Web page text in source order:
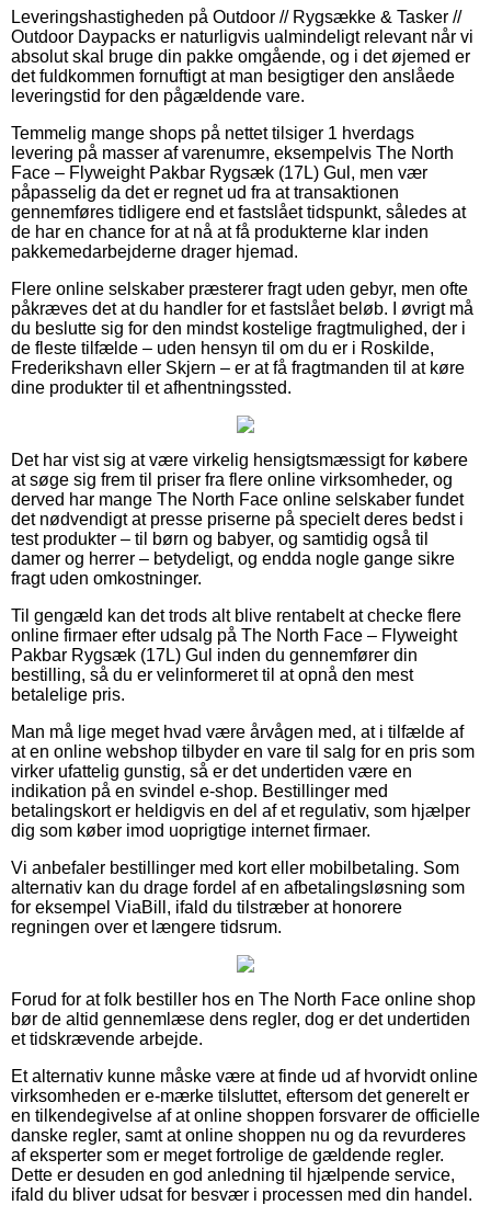
Leveringshastigheden på Outdoor // Rygsække & Tasker //
Outdoor Daypacks er naturligvis ualmindeligt relevant når vi
absolut skal bruge din pakke omgående, og i det øjemed er
det fuldkommen fornuftigt at man besigtiger den anslåede
leveringstid for den pågældende vare.
Temmelig mange shops på nettet tilsiger 1 hverdags
levering på masser af varenumre, eksempelvis The North
Face – Flyweight Pakbar Rygsæk (17L) Gul, men vær
påpasselig da det er regnet ud fra at transaktionen
gennemføres tidligere end et fastslået tidspunkt, således at
de har en chance for at nå at få produkterne klar inden
pakkemedarbejderne drager hjemad.
Flere online selskaber præsterer fragt uden gebyr, men ofte
påkræves det at du handler for et fastslået beløb. I øvrigt må
du beslutte sig for den mindst kostelige fragtmulighed, der i
de fleste tilfælde – uden hensyn til om du er i Roskilde,
Frederikshavn eller Skjern – er at få fragtmanden til at køre
dine produkter til et afhentningssted.
Det har vist sig at være virkelig hensigtsmæssigt for købere
at søge sig frem til priser fra flere online virksomheder, og
derved har mange The North Face online selskaber fundet
det nødvendigt at presse priserne på specielt deres bedst i
test produkter – til børn og babyer, og samtidig også til
damer og herrer – betydeligt, og endda nogle gange sikre
fragt uden omkostninger.
Til gengæld kan det trods alt blive rentabelt at checke flere
online firmaer efter udsalg på The North Face – Flyweight
Pakbar Rygsæk (17L) Gul inden du gennemfører din
bestilling, så du er velinformeret til at opnå den mest
betalelige pris.
Man må lige meget hvad være årvågen med, at i tilfælde af
at en online webshop tilbyder en vare til salg for en pris som
virker ufattelig gunstig, så er det undertiden være en
indikation på en svindel e-shop. Bestillinger med
betalingskort er heldigvis en del af et regulativ, som hjælper
dig som køber imod uoprigtige internet firmaer.
Vi anbefaler bestillinger med kort eller mobilbetaling. Som
alternativ kan du drage fordel af en afbetalingsløsning som
for eksempel ViaBill, ifald du tilstræber at honorere
regningen over et længere tidsrum.
Forud for at folk bestiller hos en The North Face online shop
bør de altid gennemlæse dens regler, dog er det undertiden
et tidskrævende arbejde.
Et alternativ kunne måske være at finde ud af hvorvidt online
virksomheden er e-mærke tilsluttet, eftersom det generelt er
en tilkendegivelse af at online shoppen forsvarer de officielle
danske regler, samt at online shoppen nu og da revurderes
af eksperter som er meget fortrolige de gældende regler.
Dette er desuden en god anledning til hjælpende service,
ifald du bliver udsat for besvær i processen med din handel.